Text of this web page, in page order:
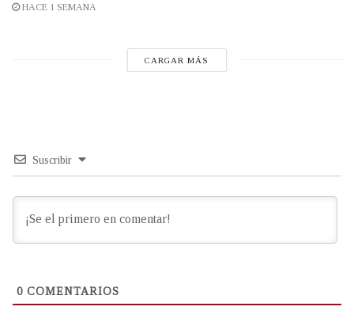
HACE 1 SEMANA
CARGAR MÁS
Suscribir
0 COMENTARIOS